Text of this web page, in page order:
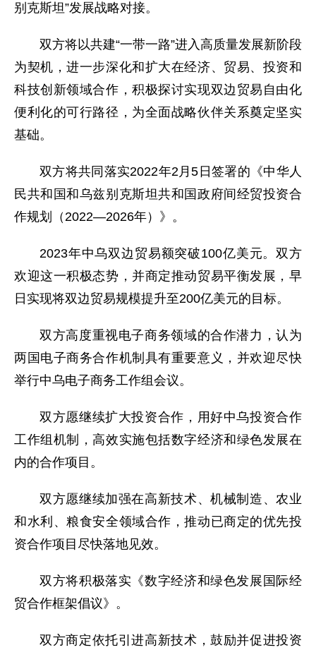
别克斯坦”发展战略对接。
双方将以共建“一带一路”进入高质量发展新阶段
为契机，进一步深化和扩大在经济、贸易、投资和
科技创新领域合作，积极探讨实现双边贸易自由化
便利化的可行路径，为全面战略伙伴关系奠定坚实
基础。
双方将共同落实2022年2月5日签署的《中华人
民共和国和乌兹别克斯坦共和国政府间经贸投资合
作规划（2022—2026年）》。
2023年中乌双边贸易额突破100亿美元。双方
欢迎这一积极态势，并商定推动贸易平衡发展，早
日实现将双边贸易规模提升至200亿美元的目标。
双方高度重视电子商务领域的合作潜力，认为
两国电子商务合作机制具有重要意义，并欢迎尽快
举行中乌电子商务工作组会议。
双方愿继续扩大投资合作，用好中乌投资合作
工作组机制，高效实施包括数字经济和绿色发展在
内的合作项目。
双方愿继续加强在高新技术、机械制造、农业
和水利、粮食安全领域合作，推动已商定的优先投
资合作项目尽快落地见效。
双方将积极落实《数字经济和绿色发展国际经
贸合作框架倡议》。
双方商定依托引进高新技术，鼓励并促进投资